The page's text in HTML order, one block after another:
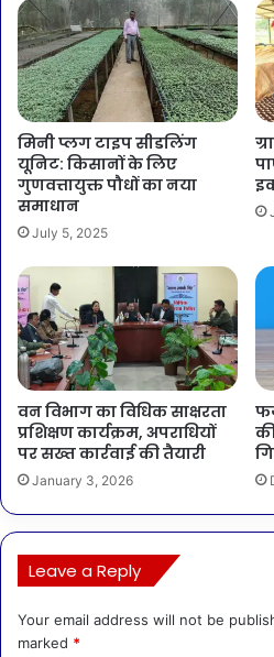
मिनी प्लग टाइप सीडलिंग
यूनिट: किसानों के लिए
गुणवत्तायुक्त पौधों का नया
समाधान
July 5, 2025
वन विभाग का विधिक साक्षरता
प्रशिक्षण कार्यक्रम, अपराधियों
पर सख्त कार्रवाई की तैयारी
January 3, 2026
Leave a Reply
Your email address will not be
marked *